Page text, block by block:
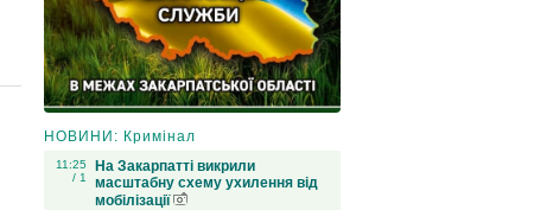
НОВИНИ: Кримінал
11:25
/ 1
На Закарпатті викрили
масштабну схему ухилення від
мобілізації